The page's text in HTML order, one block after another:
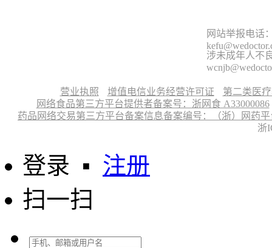
网站举报电话
涉未成年人不
营业执照 增值电信业务经营许可证
第二类医
网络食品第三方平台提供者备案号：浙网食 A33000086
药品网络交易第三方平台备案信息备案编号：（浙）网药平
浙
登录 ▪ 注册
扫一扫